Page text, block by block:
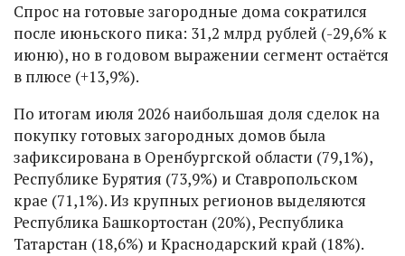
Спрос на готовые загородные дома сократился
после июньского пика: 31,2 млрд рублей (-29,6% к
июню), но в годовом выражении сегмент остаётся
в плюсе (+13,9%).
По итогам июля 2026 наибольшая доля сделок на
покупку готовых загородных домов была
зафиксирована в Оренбургской области (79,1%),
Республике Бурятия (73,9%) и Ставропольском
крае (71,1%). Из крупных регионов выделяются
Республика Башкортостан (20%), Республика
Татарстан (18,6%) и Краснодарский край (18%).